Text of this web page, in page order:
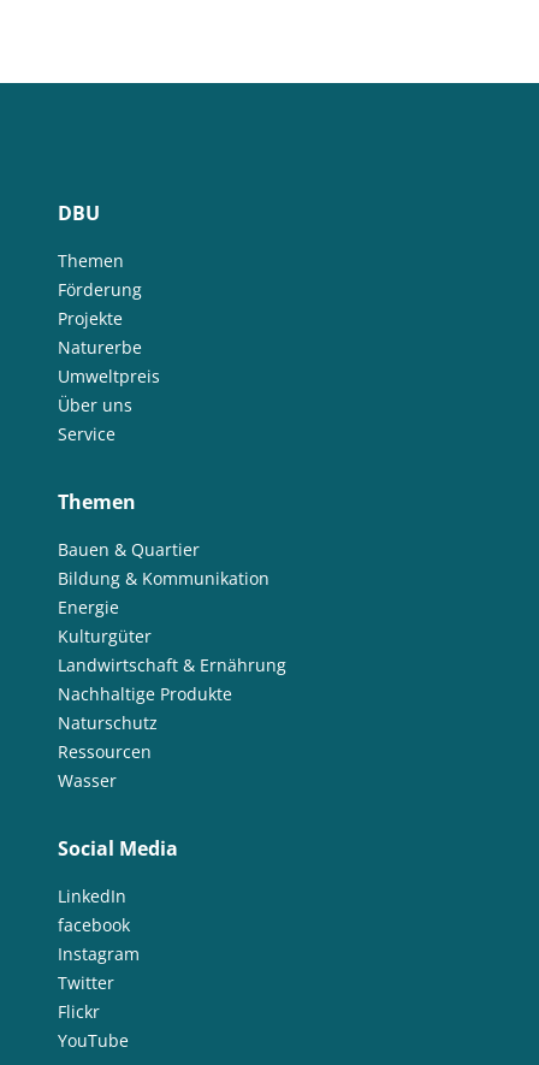
DBU
Themen
Förderung
Projekte
Naturerbe
Umweltpreis
Über uns
Service
Themen
Bauen & Quartier
Bildung & Kommunikation
Energie
Kulturgüter
Landwirtschaft & Ernährung
Nachhaltige Produkte
Naturschutz
Ressourcen
Wasser
Social Media
LinkedIn
facebook
Instagram
Twitter
Flickr
YouTube